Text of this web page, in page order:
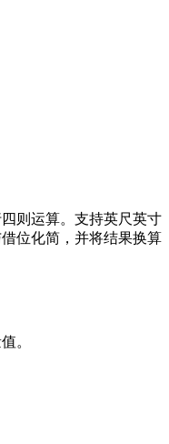
则运算。支持英尺英寸
位化简，并将结果换算
。